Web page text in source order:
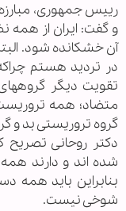
رییس جمهوری، مبارزه
و گفت: ایران از همه
آن خشکانده شود.
در تردید هستم
تقویت دیگر
متضاد؛ همه
گروه تروریستی بد و
دکتر روحانی تصریح
شده اند و دارند
بنابراین باید
شوخی نیست.